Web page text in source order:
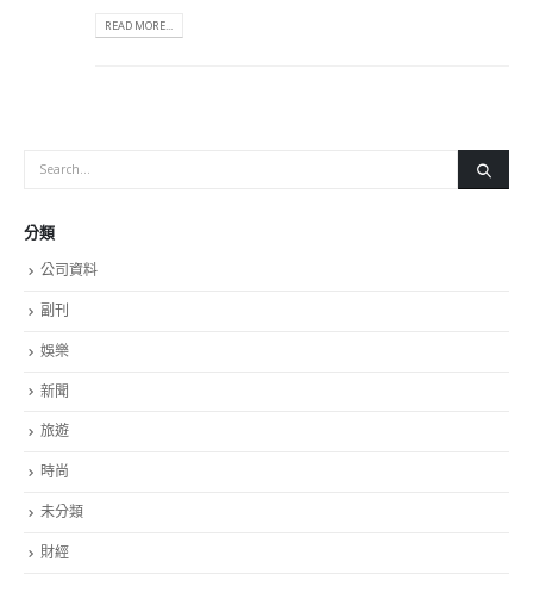
READ MORE...
分類
公司資料
副刊
娛樂
新聞
旅遊
時尚
未分類
財經